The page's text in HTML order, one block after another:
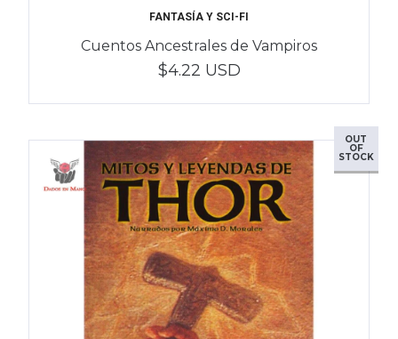
FANTASÍA Y SCI-FI
Cuentos Ancestrales de Vampiros
$4.22 USD
OUT
OF
STOCK